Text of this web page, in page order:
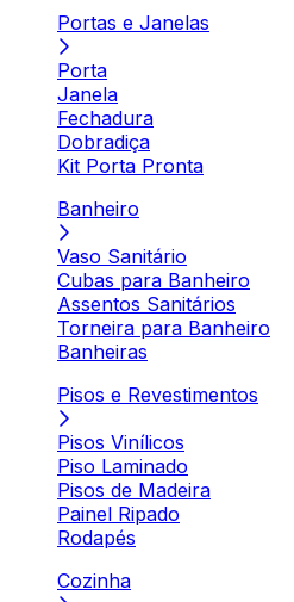
Portas e Janelas
Porta
Janela
Fechadura
Dobradiça
Kit Porta Pronta
Banheiro
Vaso Sanitário
Cubas para Banheiro
Assentos Sanitários
Torneira para Banheiro
Banheiras
Pisos e Revestimentos
Pisos Vinílicos
Piso Laminado
Pisos de Madeira
Painel Ripado
Rodapés
Cozinha